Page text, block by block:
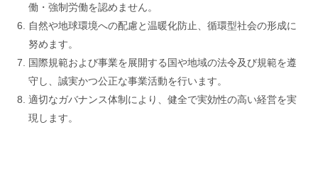
働・強制労働を認めません。
自然や地球環境への配慮と温暖化防止、循環型社会の形成に
努めます。
国際規範および事業を展開する国や地域の法令及び規範を遵
守し、誠実かつ公正な事業活動を行います。
適切なガバナンス体制により、健全で実効性の高い経営を実
現します。